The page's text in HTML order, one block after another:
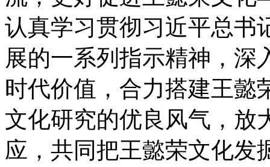
认真学习贯彻习近平总书
展的一系列指示精神，深
时代价值，合力搭建王懿
文化研究的优良风气，放
应，共同把王懿荣文化发